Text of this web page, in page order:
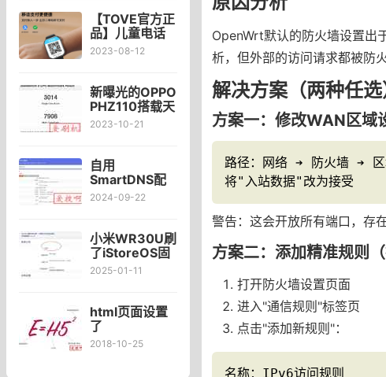
【TOVE官方正
品】儿童电话
手表5G全网通
可插卡微信视
频通话男女孩
童初高中生专
用_tove旗舰店
2023-08-12
新曝光的OPPO
PHZ110搭载天
玑9300处理器
何？
2023-10-21
自用
SmartDNS配
置分享
2024-09-22
小米WR30U刷
了iStoreOS固
件后，做子路
2025-01-11
html页面设置
了
Charset=UTF-
2018-10-25
OpenWrt默认的防火墙设置出
析，但外部的访问请求都被防
解决方案（两种任选
方案一：修改WAN区域
路径：网络 ➔ 防火墙 ➔ 区
将"入站数据"改为接受
警告：这会开放所有端口，存
方案二：添加精准规则（
打开防火墙设置页面
进入"通信规则"标签页
点击"添加新规则"：
名称：IPv6访问规则